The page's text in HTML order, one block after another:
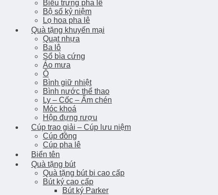
Biểu trưng pha lê
Bộ số kỷ niệm
Lọ hoa pha lê
Quà tặng khuyến mại
Quạt nhựa
Ba lô
Sổ bìa cứng
Áo mưa
Ô
Bình giữ nhiệt
Bình nước thể thao
Ly – Cốc – Ấm chén
Móc khoá
Hộp đựng rượu
Cúp trao giải – Cúp lưu niệm
Cúp đồng
Cúp pha lê
Biển tên
Quà tặng bút
Quà tặng bút bi cao cấp
Bút ký cao cấp
Bút ký Parker